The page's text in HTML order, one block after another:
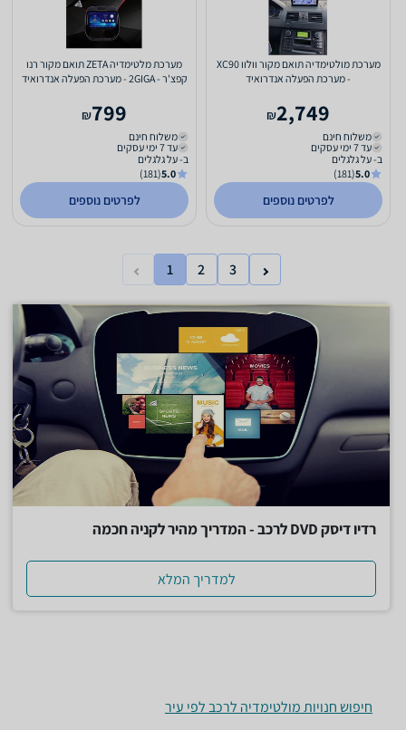
מערכת מולטימדיה תואם מקור וולוו XC90
- מערכת הפעלה אנדרואיד
2,749
₪
משלוח חינם
עד 7 ימי עסקים
ב- על גלגלים
5.0
(181)
לפרטים נוספים
מערכת מלטימדיה ZETA תואם מקור רנו
קפצ'ר - 2GIGA - מערכת הפעלה אנדרואיד
799
₪
משלוח חינם
עד 7 ימי עסקים
ב- על גלגלים
5.0
(181)
לפרטים נוספים
1 2 3
רדיו דיסק DVD לרכב - המדריך מהיר לקניה חכמה
למדריך המלא
חיפוש חנויות מולטימדיה לרכב לפי עיר